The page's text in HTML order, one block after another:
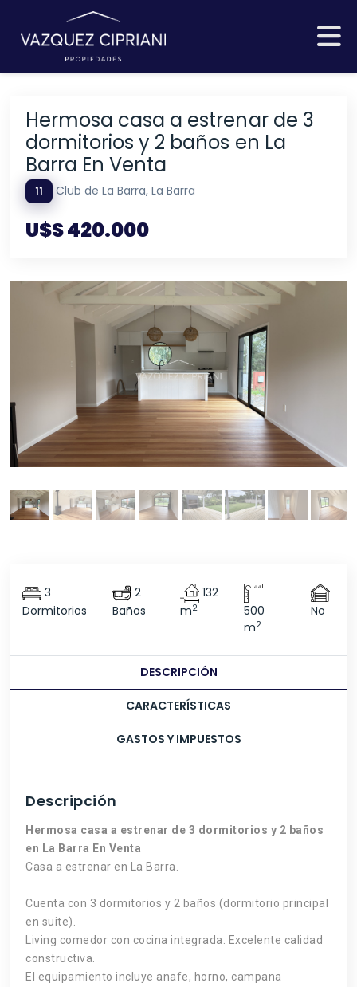
Hermosa casa a estrenar de 3
dormitorios y 2 baños en La
Barra En Venta
11 Club de La Barra, La Barra
U$S 420.000
3
Dormitorios
2
Baños
132
m2
500
m2
No
DESCRIPCIÓN
CARACTERÍSTICAS
GASTOS Y IMPUESTOS
Descripción
Hermosa casa a estrenar de 3 dormitorios y 2 baños
en La Barra En Venta
Casa a estrenar en La Barra.
Cuenta con 3 dormitorios y 2 baños (dormitorio principal
en suite).
Living comedor con cocina integrada. Excelente calidad
constructiva.
El equipamiento incluye anafe, horno, campana